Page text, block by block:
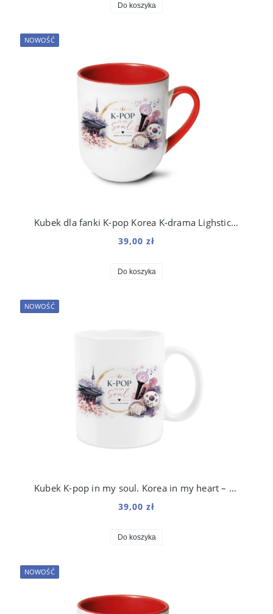
Do koszyka
Kubek dla fanki K-pop Korea K-drama Lighstick BTS
39,00 zł
Do koszyka
NOWOŚĆ
Kubek K-pop in my soul. Korea in my heart – 330 ml
39,00 zł
Do koszyka
NOWOŚĆ
NOWOŚĆ